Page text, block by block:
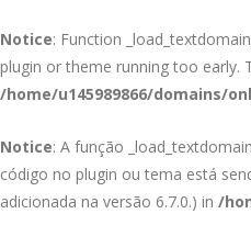
Notice: Function
plugin or theme running too early.
/home/u145989866/domains/
Notice: A função
código no plugin ou tema está
adicionada na versão 6.7.0.) in /